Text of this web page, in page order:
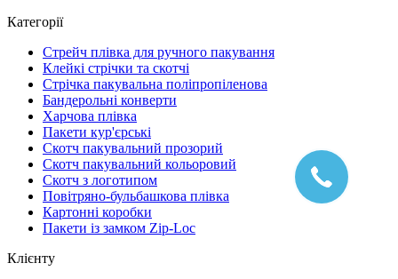
Категорії
Стрейч плівка для ручного пакування
Клейкі стрічки та скотчі
Стрічка пакувальна поліпропіленова
Бандерольні конверти
Харчова плівка
Пакети кур'єрські
Cкотч пакувальний прозорий
Скотч пакувальний кольоровий
Cкотч з логотипом
Повітряно-бульбашкова плівка
Картонні коробки
Пакети із замком Zip-Loc
Клієнту